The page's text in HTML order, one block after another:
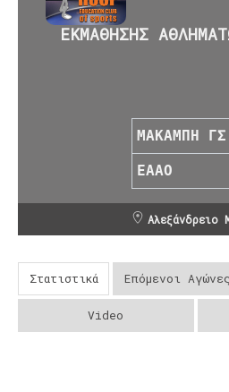
ΕΚΜΑΘΗΣΗΣ
ΜΑΚΑΜΠΗ ΓΣ
ΕΑΑΟ
Αλεξάνδρειο
Στατιστικά Επόμενοι Αγώνες
Video